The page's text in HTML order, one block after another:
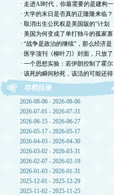
· 走进AI时代，你最需要的是建构一
· 大学的末日是否真的正隆隆来临？
· 取消出生公民权是美国版的“计划
· 美国为何变成了单打独斗的孤家寡
· “战争是政治的继续”，那么经济是
· 医学顶刊《柳叶刀》封面，只放了
· 一个思想实验：若伊朗控制了霍尔
· 该死的瞬间秒死，该活的可能还得
存档目录
2026-08-06 - 2026-08-06
2026-07-01 - 2026-07-31
2026-06-15 - 2026-06-27
2026-05-17 - 2026-05-17
2026-04-03 - 2026-04-30
2026-03-02 - 2026-03-31
2026-02-07 - 2026-02-19
2026-01-03 - 2026-01-31
2025-12-01 - 2025-12-29
2025-11-02 - 2025-11-25